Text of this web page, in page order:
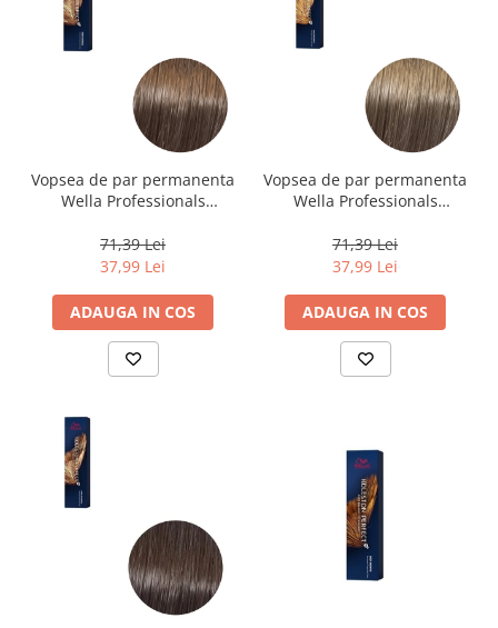
Vopsea de par permanenta
Wella Professionals
Blond Mediu Intens
Natural, 60 ml
71,39 Lei
37,99 Lei
ADAUGA IN COS
Vopsea de par permanenta
Wella Professionals
Blond Deschis Mat, 60 ml
71,39 Lei
37,99 Lei
ADAUGA IN COS